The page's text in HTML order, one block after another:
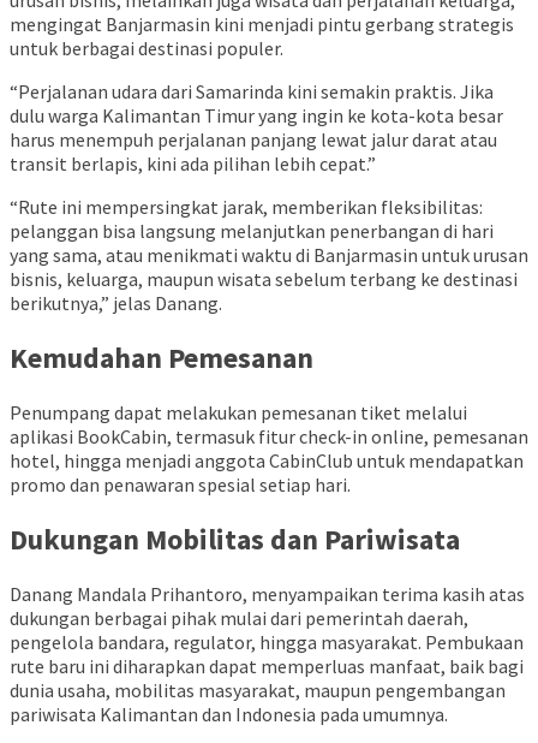
mengingat Banjarmasin kini menjadi pintu gerbang strategis
untuk berbagai destinasi populer.
“Perjalanan udara dari Samarinda kini semakin praktis. Jika
dulu warga Kalimantan Timur yang ingin ke kota-kota besar
harus menempuh perjalanan panjang lewat jalur darat atau
transit berlapis, kini ada pilihan lebih cepat.”
“Rute ini mempersingkat jarak, memberikan fleksibilitas:
pelanggan bisa langsung melanjutkan penerbangan di hari
yang sama, atau menikmati waktu di Banjarmasin untuk urusan
bisnis, keluarga, maupun wisata sebelum terbang ke destinasi
berikutnya,” jelas Danang.
Kemudahan Pemesanan
Penumpang dapat melakukan pemesanan tiket melalui
aplikasi BookCabin, termasuk fitur check-in online, pemesanan
hotel, hingga menjadi anggota CabinClub untuk mendapatkan
promo dan penawaran spesial setiap hari.
Dukungan Mobilitas dan Pariwisata
Danang Mandala Prihantoro, menyampaikan terima kasih atas
dukungan berbagai pihak mulai dari pemerintah daerah,
pengelola bandara, regulator, hingga masyarakat. Pembukaan
rute baru ini diharapkan dapat memperluas manfaat, baik bagi
dunia usaha, mobilitas masyarakat, maupun pengembangan
pariwisata Kalimantan dan Indonesia pada umumnya.